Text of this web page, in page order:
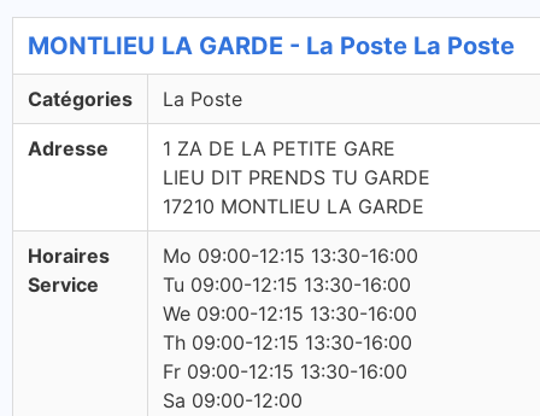
MONTLIEU LA GARDE - La Poste La Poste
Catégories La Poste
Adresse
1 ZA DE LA PETITE GARE
LIEU DIT PRENDS TU GARDE
17210 MONTLIEU LA GARDE
Horaires
Service
Mo 09:00-12:15 13:30-16:00
Tu 09:00-12:15 13:30-16:00
We 09:00-12:15 13:30-16:00
Th 09:00-12:15 13:30-16:00
Fr 09:00-12:15 13:30-16:00
Sa 09:00-12:00